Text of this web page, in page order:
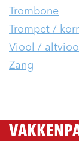
Trombone
Trompet /
Viool / altviool
Zang